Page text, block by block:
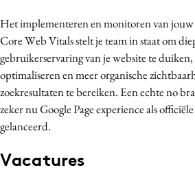
Het implementeren en monitoren van jouw
Core Web Vitals stelt je team in staat om
gebruikerservaring van je website te
optimaliseren en meer organische
zoekresultaten te bereiken. Een echte no
zeker nu Google Page experience als
gelanceerd.
Vacatures